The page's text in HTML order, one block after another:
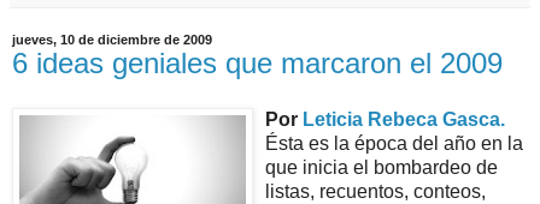
jueves, 10 de diciembre de 2009
6 ideas geniales que marcaron el 2009
Por Leticia Rebeca Gasca.
Ésta es la época del año en la
que inicia el bombardeo de
listas, recuentos, conteos,